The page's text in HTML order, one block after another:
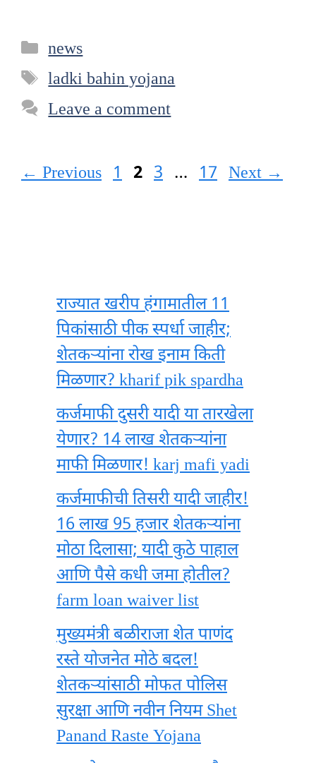
Categories
news
Tags
ladki bahin yojana
Leave a comment
←Previous Page
1 Page
2 Page
3 … Page
17 Next→
राज्यात खरीप हंगामातील 11
पिकांसाठी पीक स्पर्धा जाहीर;
शेतकऱ्यांना रोख इनाम किती
मिळणार? kharif pik spardha
कर्जमाफी दुसरी यादी या तारखेला
येणार? 14 लाख शेतकऱ्यांना
माफी मिळणार! karj mafi yadi
कर्जमाफीची तिसरी यादी जाहीर!
16 लाख 95 हजार शेतकऱ्यांना
मोठा दिलासा; यादी कुठे पाहाल
आणि पैसे कधी जमा होतील?
farm loan waiver list
मुख्यमंत्री बळीराजा शेत पाणंद
रस्ते योजनेत मोठे बदल!
शेतकऱ्यांसाठी मोफत पोलिस
सुरक्षा आणि नवीन नियम Shet
Panand Raste Yojana